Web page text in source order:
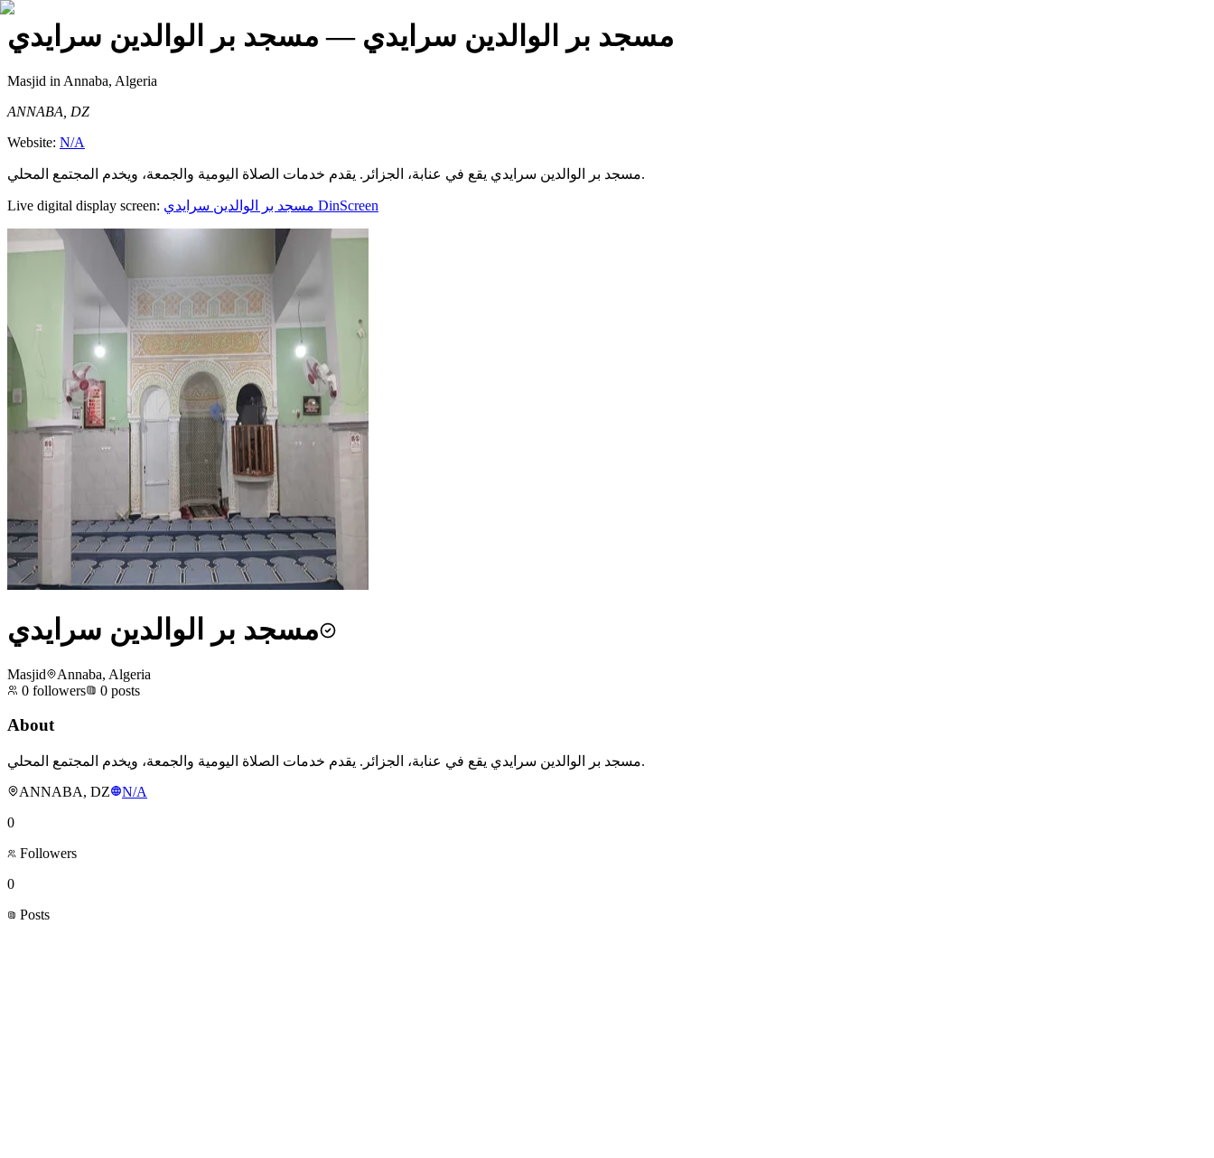
مسجد بر الوالدين سرايدي — مسجد بر الوالدين سرايدي
Masjid in Annaba, Algeria
ANNABA, DZ
Website: N/A
مسجد بر الوالدين سرايدي يقع في عنابة، الجزائر. يقدم خدمات الصلاة اليومية والجمعة، ويخدم المجتمع المحلي.
Live digital display screen: مسجد بر الوالدين سرايدي DinScreen
مسجد بر الوالدين سرايدي
Masjid
Annaba, Algeria
0 followers 0 posts
About
مسجد بر الوالدين سرايدي يقع في عنابة، الجزائر. يقدم خدمات الصلاة اليومية والجمعة، ويخدم المجتمع المحلي.
ANNABA, DZ
N/A
0
Followers
0
Posts